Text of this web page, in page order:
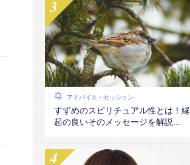
アドバイス・セッション
すずめのスピリチュアル性とは！縁
起の良いそのメッセージを解説...